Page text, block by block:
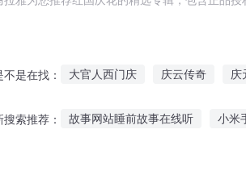
不是在找： 大官人西门庆 庆云传奇 庆
搜索推荐： 故事网站睡前故事在线听 小米